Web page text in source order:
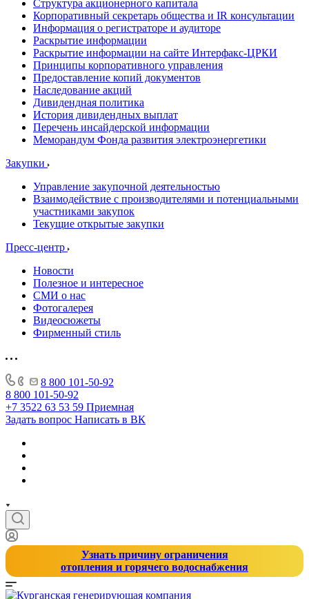
Структура акционерного капитала
Корпоративный секретарь общества и IR консультации
Информация о регистраторе и аудиторе
Раскрытие информации
Раскрытие информации на сайте Интерфакс-ЦРКИ
Принципы корпоративного управления
Предоставление копий документов
Наследование акций
Дивидендная политика
История дивидендных выплат
Перечень инсайдерской информации
Меморандум Фонда развития электроэнергетики
Закупки
Управление закупочной деятельностью
Взаимодействие с производителями и потенциальными
участниками закупок
Текущие открытые закупки
Пресс-центр
Новости
Полезное и интересное
СМИ о нас
Фотогалерея
Видеосюжеты
Фирменный стиль
8 800 101-50-92
8 800 101-50-92
+7 3522 63 53 59 Приемная
Задать вопрос Написать в ВК
Узнать причину ограничения
отопления и горячего водоснабжения